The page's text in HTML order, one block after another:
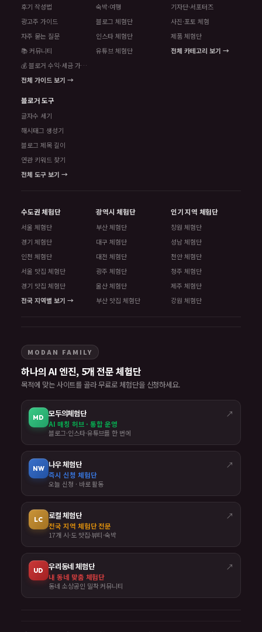
후기 작성법
광고주 가이드
자주 묻는 질문
📚 커뮤니티
💰 블로거 수익·세금 가이드
전체 가이드 보기 →
숙박·여행
블로그 체험단
인스타 체험단
유튜브 체험단
기자단·서포터즈
사진·포토 체험
제품 체험단
전체 카테고리 보기 →
블로거 도구
글자수 세기
해시태그 생성기
블로그 제목 길이
연관 키워드 찾기
전체 도구 보기 →
수도권 체험단
서울 체험단
경기 체험단
인천 체험단
서울 맛집 체험단
경기 맛집 체험단
전국 지역별 보기 →
광역시 체험단
부산 체험단
대구 체험단
대전 체험단
광주 체험단
울산 체험단
부산 맛집 체험단
인기 지역 체험단
창원 체험단
성남 체험단
천안 체험단
청주 체험단
제주 체험단
강원 체험단
MODAN FAMILY
하나의 AI 엔진, 5개 전문 체험단
목적에 맞는 사이트를 골라 무료로 체험단을 신청하세요.
MD 모두의체험단 ↗
AI 매칭 허브 · 통합 운영
블로그·인스타·유튜브를 한 번에
NW 나우 체험단 ↗
즉시 신청 체험단
오늘 신청 · 바로 활동
LC 로컬 체험단 ↗
전국 지역 체험단 전문
17개 시·도 맛집·뷰티·숙박
UD 우리동네 체험단 ↗
내 동네 맞춤 체험단
동네 소상공인 밀착 커뮤니티